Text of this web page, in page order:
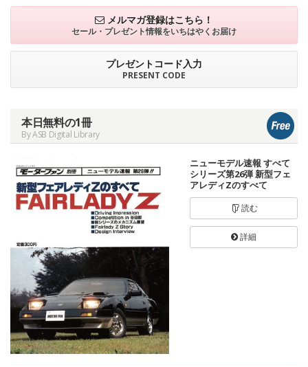
メルマガ登録はこちら！
セール・プレゼント情報をいちはやくお届け
プレゼントコード入力
PRESENT CODE
本日無料の1冊
By ASB Digital Library
ニューモデル速報 すべて
シリーズ第26弾 新型フェ
アレディZのすべて
読む
詳細